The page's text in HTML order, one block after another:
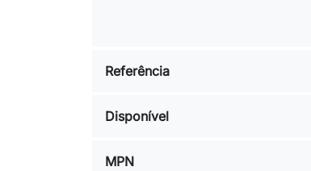
Referência
Disponível
MPN